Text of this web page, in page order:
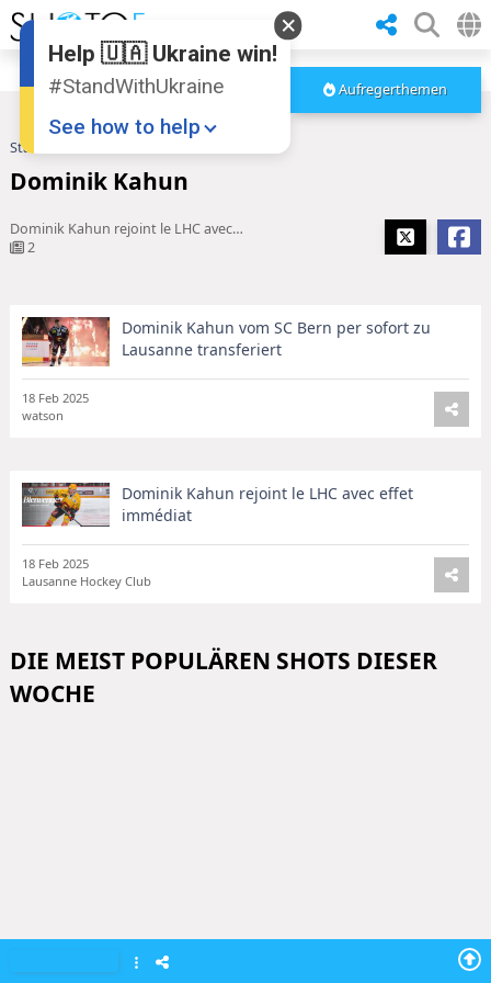
Aufregerthemen
Startseite
Dominik Kahun
Dominik Kahun rejoint le LHC avec effet immédiat
2
Dominik Kahun vom SC Bern per sofort zu
Lausanne transferiert
18 Feb 2025
watson
Dominik Kahun rejoint le LHC avec effet
immédiat
18 Feb 2025
Lausanne Hockey Club
DIE MEIST POPULÄREN SHOTS DIESER
WOCHE
Help 🇺🇦 Ukraine win!
#StandWithUkraine
See how to help
Donate
💸
Support Ukraine
❤
Share this widget